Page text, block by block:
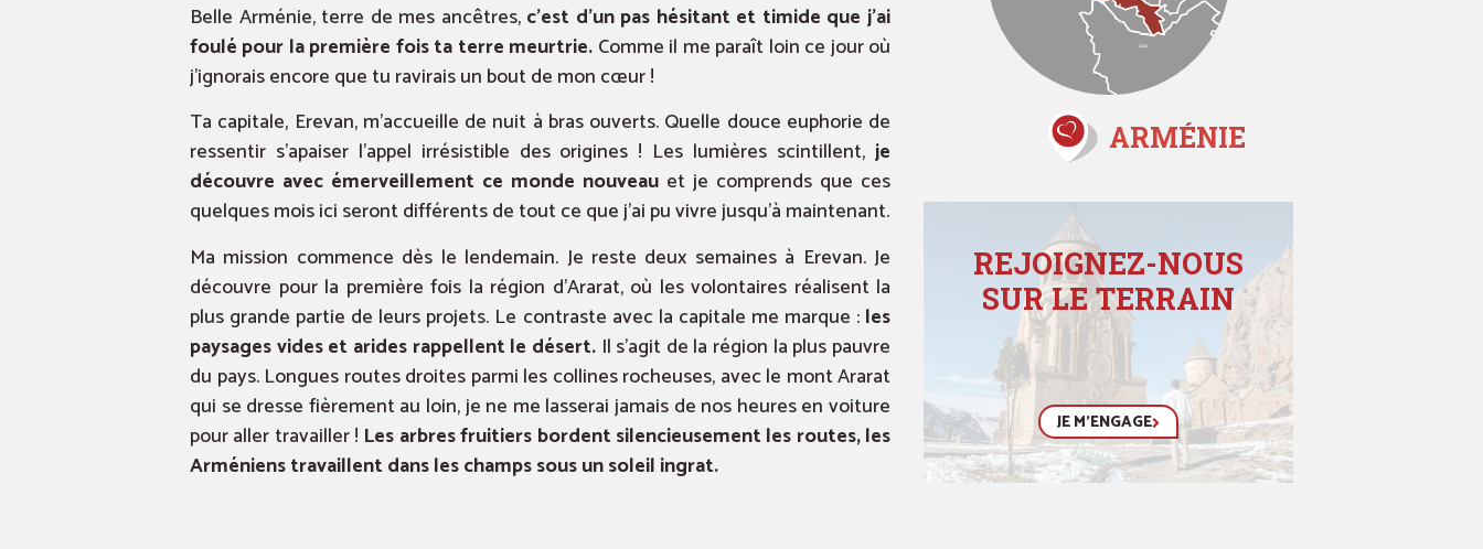
Belle Arménie, terre de mes ancêtres, c’est d’un pas hésitant et timide que j’ai
foulé pour la première fois ta terre meurtrie. Comme il me paraît loin ce jour où
j’ignorais encore que tu ravirais un bout de mon cœur !
Ta capitale, Erevan, m’accueille de nuit à bras ouverts. Quelle douce euphorie de
ressentir s’apaiser l’appel irrésistible des origines ! Les lumières scintillent, je
découvre avec émerveillement ce monde nouveau et je comprends que ces
quelques mois ici seront différents de tout ce que j’ai pu vivre jusqu’à maintenant.
Ma mission commence dès le lendemain. Je reste deux semaines à Erevan. Je
découvre pour la première fois la région d’Ararat, où les volontaires réalisent la
plus grande partie de leurs projets. Le contraste avec la capitale me marque : les
paysages vides et arides rappellent le désert.Il s’agit de la région la plus pauvre
du pays. Longues routes droites parmi les collines rocheuses, avec le mont Ararat
qui se dresse fièrement au loin, je ne me lasserai jamais de nos heures en voiture
pour aller travailler ! Les arbres fruitiers bordent silencieusement les routes, les
Arméniens travaillent dans les champs sous un soleil ingrat.
ARMÉNIE
REJOIGNEZ-NOUS
SUR LE TERRAIN
JE M'ENGAGE